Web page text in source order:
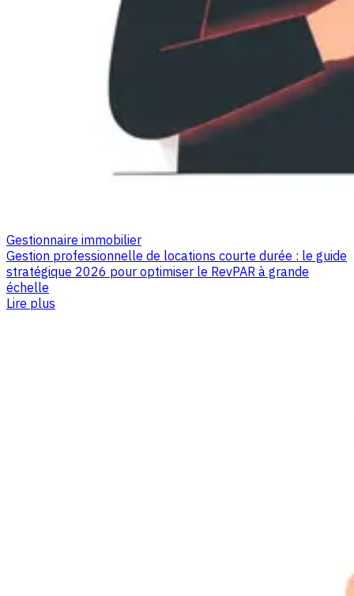
Gestionnaire immobilier
Gestion professionnelle de locations courte durée : le guide
stratégique 2026 pour optimiser le RevPAR à grande
échelle
Lire plus